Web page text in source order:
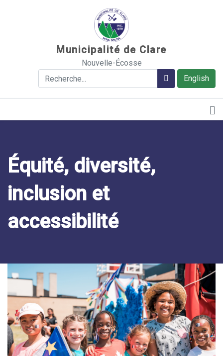
Municipalité de Clare
Nouvelle-Écosse
English
Rechercher Rechercher
Équité, diversité,
inclusion et
accessibilité